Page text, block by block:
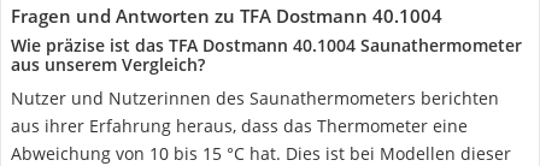
Fragen und Antworten zu TFA Dostmann 40.1004
Wie präzise ist das TFA Dostmann 40.1004 Saunathermometer
aus unserem Vergleich?
Nutzer und Nutzerinnen des Saunathermometers berichten
aus ihrer Erfahrung heraus, dass das Thermometer eine
Abweichung von 10 bis 15 °C hat. Dies ist bei Modellen dieser